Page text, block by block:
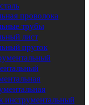
проволока
трубы
лист
пруток
инструментальный